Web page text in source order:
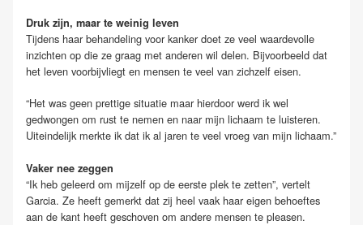
Druk zijn, maar te weinig leven
Tijdens haar behandeling voor kanker doet ze veel waardevolle
inzichten op die ze graag met anderen wil delen. Bijvoorbeeld dat
het leven voorbijvliegt en mensen te veel van zichzelf eisen.
“Het was geen prettige situatie maar hierdoor werd ik wel
gedwongen om rust te nemen en naar mijn lichaam te luisteren.
Uiteindelijk merkte ik dat ik al jaren te veel vroeg van mijn lichaam.”
Vaker nee zeggen
“Ik heb geleerd om mijzelf op de eerste plek te zetten”, vertelt
Garcia. Ze heeft gemerkt dat zij heel vaak haar eigen behoeftes
aan de kant heeft geschoven om andere mensen te pleasen.